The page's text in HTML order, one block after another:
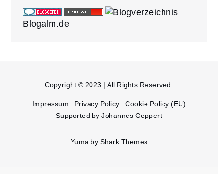
Blogalm.de
Copyright © 2023 | All Rights Reserved.
Impressum Privacy Policy
Cookie Policy (EU)
Supported by Johannes Geppert
Yuma by Shark Themes